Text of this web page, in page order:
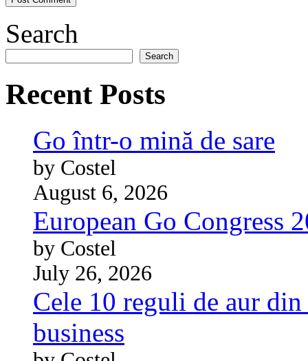
Search
Search
Recent Posts
Go într-o mină de sare
by Costel
August 6, 2026
European Go Congress
by Costel
July 26, 2026
Cele 10 reguli de aur
business